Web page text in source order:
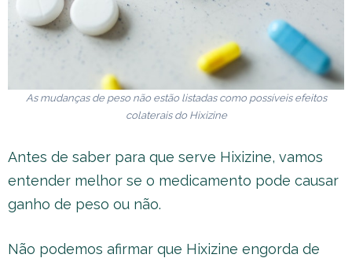
As mudanças de peso não estão listadas como possíveis efeitos
colaterais do Hixizine
Antes de saber para que serve Hixizine, vamos
entender melhor se o medicamento pode causar
ganho de peso ou não.
Não podemos afirmar que Hixizine engorda de